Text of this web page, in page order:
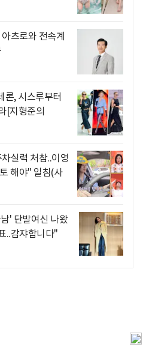
츠로와 전속계
론, 시스루부터
[지형준의
실력 처참..이영
해야" 일침(사
' 단발여신 나왔
..감쟈합니다"